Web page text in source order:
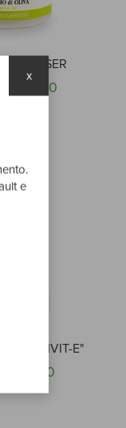
CLEANSER
€ 5,00
OIL "OLIVIT-E"
€ 8,90
e
x